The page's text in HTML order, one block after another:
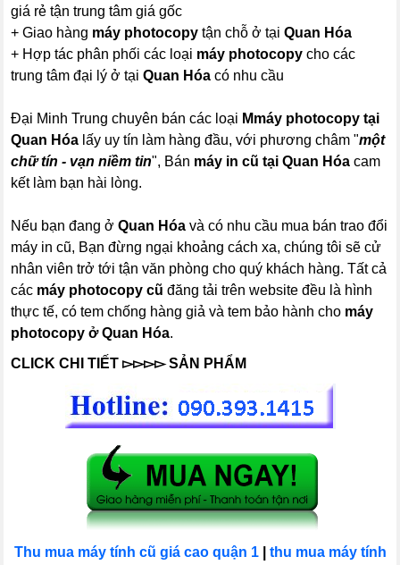
giá rẻ tận trung tâm giá gốc
+ Giao hàng máy photocopy tận chỗ ở tạiQuan Hóa
+ Hợp tác phân phối các loại máy photocopy cho các
trung tâm đại lý ở tạiQuan Hóa có nhu cầu
Đại Minh Trung chuyên bán các loại Mmáy photocopy tại
Quan Hóa lấy uy tín làm hàng đầu, với phương châm "một
chữ tín - vạn niềm tin", Bán máy in cũ tại Quan Hóa cam
kết làm bạn hài lòng.
Nếu bạn đang ởQuan Hóa và có nhu cầu mua bán trao đổi
máy in cũ, Bạn đừng ngại khoảng cách xa, chúng tôi sẽ cử
nhân viên trở tới tận văn phòng cho quý khách hàng. Tất cả
các máy photocopy cũ đăng tải trên website đều là hình
thực tế, có tem chống hàng giả và tem bảo hành cho máy
photocopy ở Quan Hóa.
CLICK CHI TIẾT ▻▻▻▻ SẢN PHẨM
Thu mua máy tính cũ giá cao quận 1
thu mua máy tính